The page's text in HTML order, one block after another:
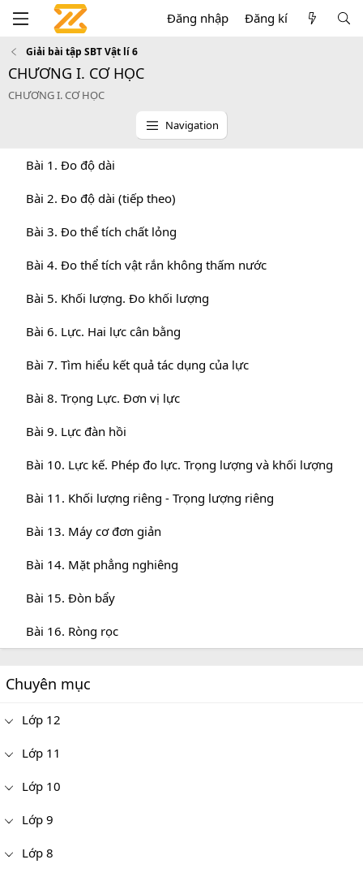
Đăng nhập Đăng kí
Giải bài tập SBT Vật lí 6
CHƯƠNG I. CƠ HỌC
CHƯƠNG I. CƠ HỌC
Navigation
Bài 1. Đo độ dài
Bài 2. Đo độ dài (tiếp theo)
Bài 3. Đo thể tích chất lỏng
Bài 4. Đo thể tích vật rắn không thấm nước
Bài 5. Khối lượng. Đo khối lượng
Bài 6. Lực. Hai lực cân bằng
Bài 7. Tìm hiểu kết quả tác dụng của lực
Bài 8. Trọng Lực. Đơn vị lực
Bài 9. Lực đàn hồi
Bài 10. Lực kế. Phép đo lực. Trọng lượng và khối lượng
Bài 11. Khối lượng riêng - Trọng lượng riêng
Bài 13. Máy cơ đơn giản
Bài 14. Mặt phẳng nghiêng
Bài 15. Đòn bẩy
Bài 16. Ròng rọc
Chuyên mục
Lớp 12
Lớp 11
Lớp 10
Lớp 9
Lớp 8